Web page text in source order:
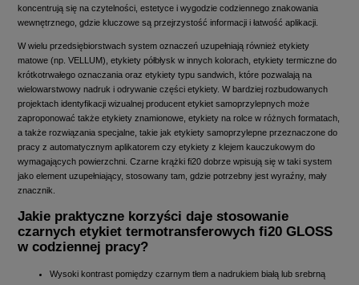
koncentrują się na czytelności, estetyce i wygodzie codziennego znakowania
wewnętrznego, gdzie kluczowe są przejrzystość informacji i łatwość aplikacji.
W wielu przedsiębiorstwach system oznaczeń uzupełniają również etykiety
matowe (np. VELLUM), etykiety półbłysk w innych kolorach, etykiety termiczne do
krótkotrwałego oznaczania oraz etykiety typu sandwich, które pozwalają na
wielowarstwowy nadruk i odrywanie części etykiety. W bardziej rozbudowanych
projektach identyfikacji wizualnej producent etykiet samoprzylepnych może
zaproponować także etykiety znamionowe, etykiety na rolce w różnych formatach,
a także rozwiązania specjalne, takie jak etykiety samoprzylepne przeznaczone do
pracy z automatycznym aplikatorem czy etykiety z klejem kauczukowym do
wymagających powierzchni. Czarne krążki fi20 dobrze wpisują się w taki system
jako element uzupełniający, stosowany tam, gdzie potrzebny jest wyraźny, mały
znacznik.
Jakie praktyczne korzyści daje stosowanie
czarnych etykiet termotransferowych fi20 GLOSS
w codziennej pracy?
Wysoki kontrast pomiędzy czarnym tłem a nadrukiem białą lub srebrną